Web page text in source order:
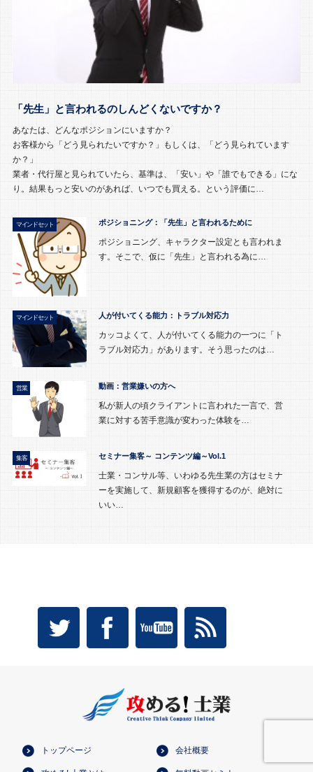
「先生」と言われるのしんどくないですか？
あなたは、どんなポジションにいますか？
お客様から「どう見られたいですか？」もしくは、「どう見られています
か？」
業者・代行屋と見られていたら、基準は、「安い」や「誰でもできる」にな
り。結果もっと安いのがあれば、いつでも買える。という評価に…
マインドセット ポジショニング：「先生」と言われるために
ポジショニング、キャラクター設定とも言われま
す。そこで、仮に「先生」と言われる為に…
マインドセット 人が付いてくる能力：トラブル対応力
カッコよくて、人が付いてくる能力の一つに「ト
ラブル対応力」があります。そう思ったのは…
営業 動画：営業嫌いの方へ
私が新人の頃クライアントに言われた一言で、営
業に対する苦手意識が変わった体験を…
集客 セミナー集客～ コンテンツ編～Vol.1
士業・コンサル等、いわゆる先生業の方はセミナ
ーを実施して、新規顧客を獲得するのが、絶対に
いい…
トップページ 会社概要